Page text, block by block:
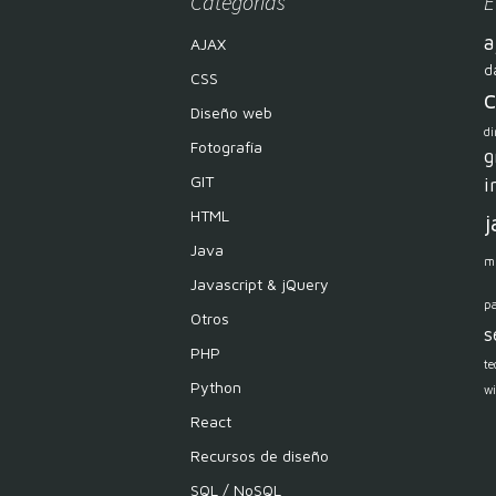
AJAX
CSS
Diseño web
Fotografía
GIT
HTML
Java
Javascript & jQuery
Otros
PHP
Python
React
Recursos de diseño
SQL / NoSQL